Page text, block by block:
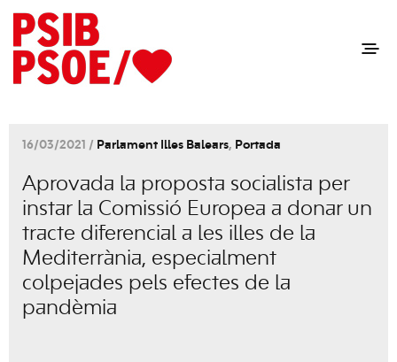
16/03/2021 / Parlament Illes Balears, Portada
Aprovada la proposta socialista per
instar la Comissió Europea a donar un
tracte diferencial a les illes de la
Mediterrània, especialment
colpejades pels efectes de la
pandèmia